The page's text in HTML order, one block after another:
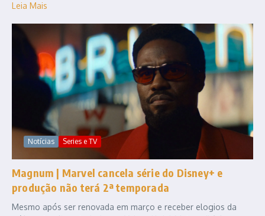
Leia Mais
Notícias Series e TV
Magnum | Marvel cancela série do Disney+ e
produção não terá 2ª temporada
Mesmo após ser renovada em março e receber elogios da